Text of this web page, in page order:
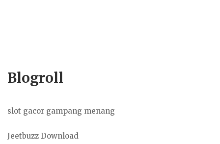
Blogroll
slot gacor gampang menang
Jeetbuzz Download